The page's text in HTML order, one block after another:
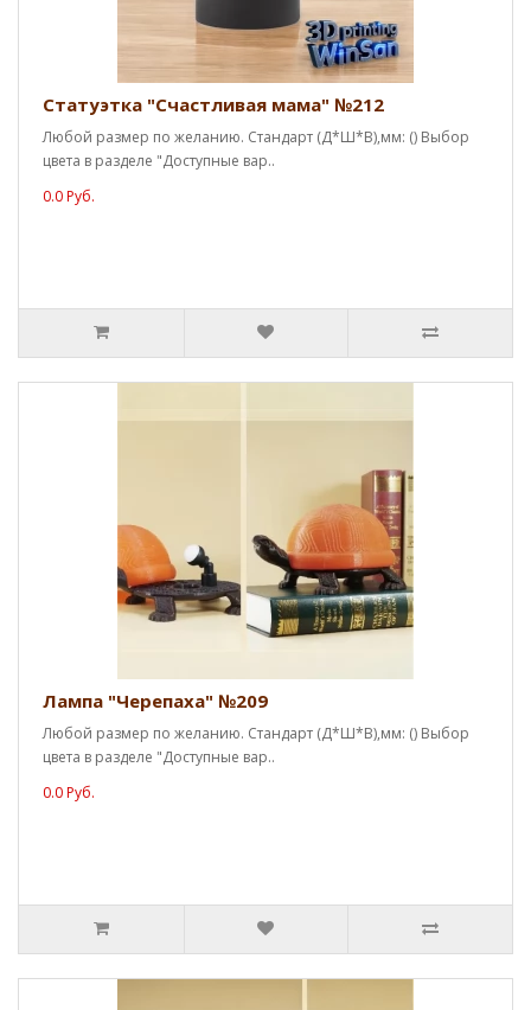
Статуэтка "Счастливая мама" №212
Любой размер по желанию. Стандарт (Д*Ш*В),мм: () Выбор
цвета в разделе "Доступные вар..
0.0 Руб.
Лампа "Черепаха" №209
Любой размер по желанию. Стандарт (Д*Ш*В),мм: () Выбор
цвета в разделе "Доступные вар..
0.0 Руб.